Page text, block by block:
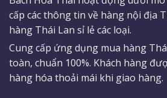
cấp các thông tin về hàng nội địa
hàng Thái Lan sỉ lẻ các loại.
Cung cấp ứng dụng mua hàng
toàn, chuẩn 100%. Khách hàng
hàng hóa thoải mái khi giao hàng.